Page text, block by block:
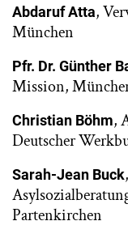
Abdaruf Atta,
München
Pfr. Dr. Günther
Mission,
Christian Böhm,
Deutscher
Sarah-Jean Buck
Partenkirchen